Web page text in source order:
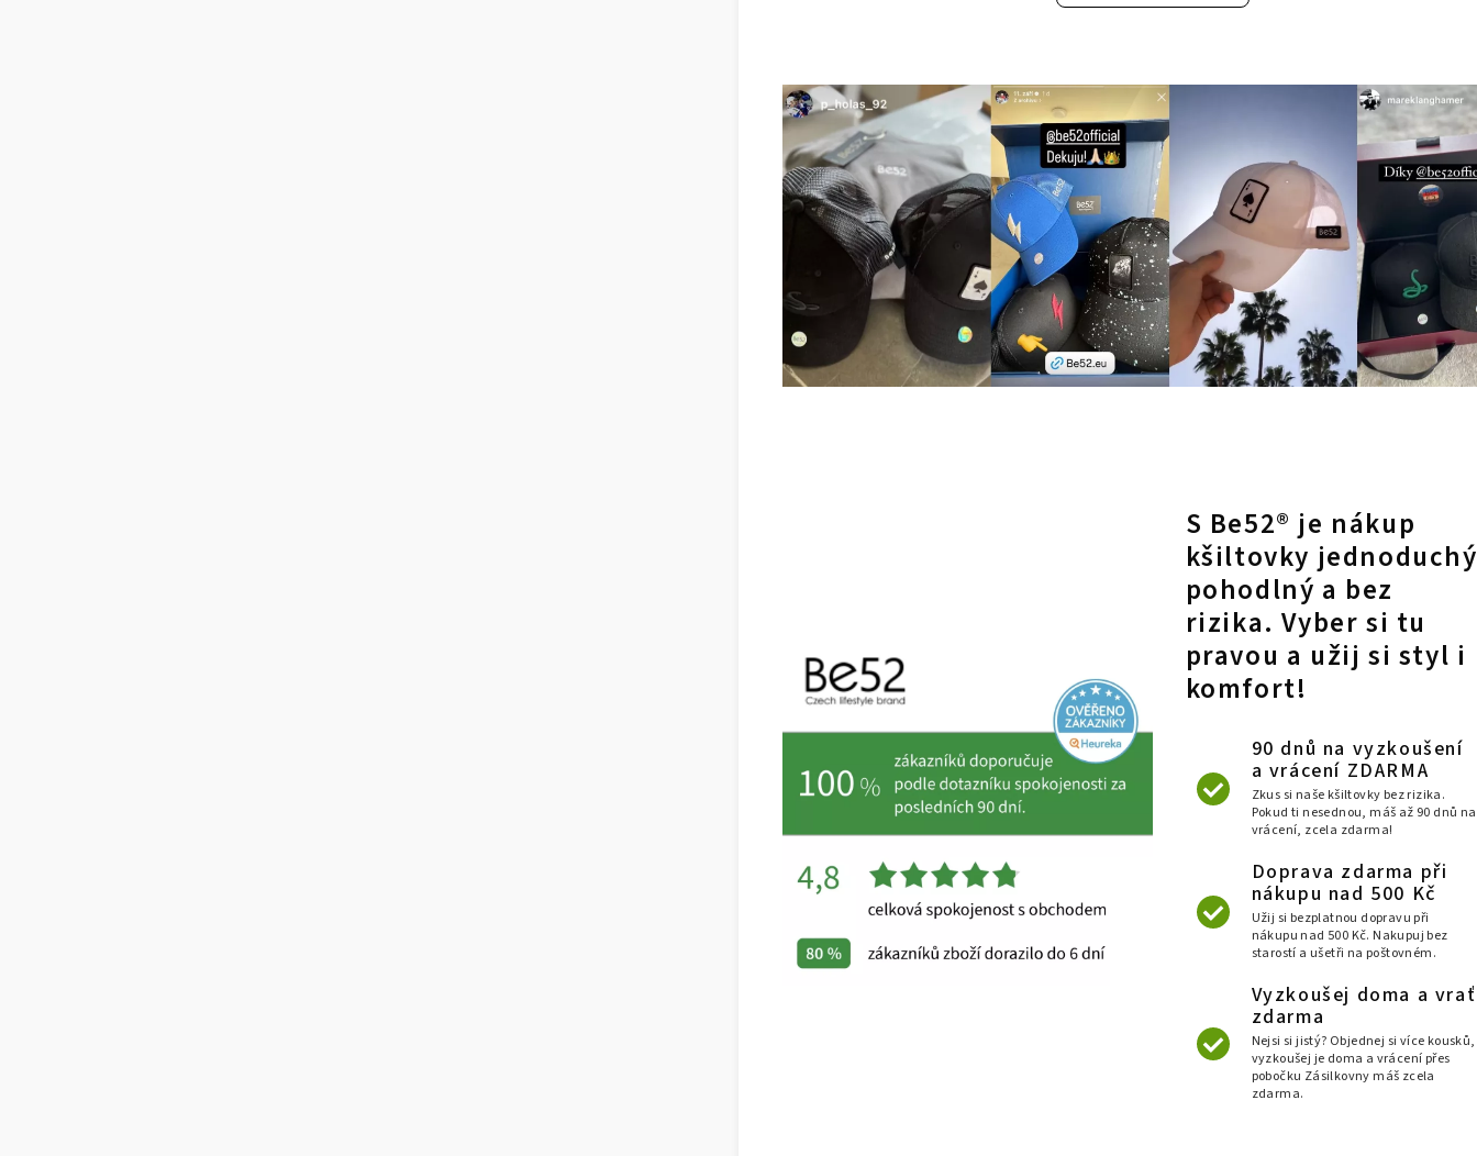
S Be52® je nákup
kšiltovky
pohodlný a bez
rizika. Vyber si tu
pravou a užij si styl i
komfort!
90 dnů na vyzkoušení
a vrácení ZDARMA
Zkus si naše kšiltovky bez rizika.
Pokud ti nesednou, máš až 90 dnů na
vrácení, zcela zdarma!
Doprava zdarma při
nákupu nad 500 Kč
Užij si bezplatnou dopravu při
nákupu nad 500 Kč. Nakupuj bez
starostí a ušetři na poštovném.
Vyzkoušej doma a vrať
zdarma
Nejsi si jistý? Objednej si více kousků,
vyzkoušej je doma a vrácení přes
pobočku Zásilkovny máš zcela
zdarma.